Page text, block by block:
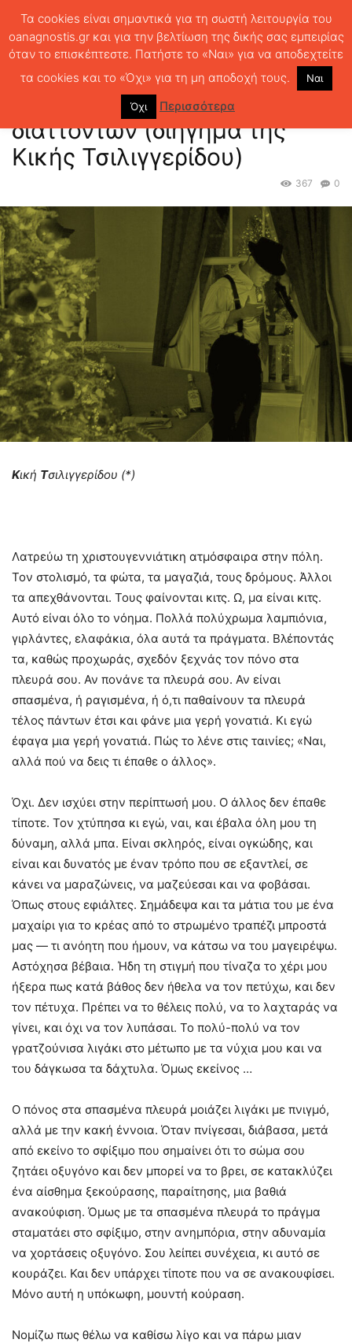
ΑΦΙΕΡΩΜΑ 4, Βροχή διαττόντων
(διήγημα της Κικής Τσιλιγγερίδου)
ΑΦΙΕΡΩΜΑ 4, Βροχή
διαττόντων (διήγημα της
Κικής Τσιλιγγερίδου)
0
367
Κική Τσιλιγγερίδου (*)
Λατρεύω τη χριστουγεννιάτικη ατμόσφαιρα στην πόλη.
Τον στολισμό, τα φώτα, τα μαγαζιά, τους δρόμους. Άλλοι
τα απεχθάνονται. Τους φαίνονται κιτς. Ω, μα είναι κιτς.
Αυτό είναι όλο το νόημα. Πολλά πολύχρωμα λαμπιόνια,
γιρλάντες, ελαφάκια, όλα αυτά τα πράγματα. Βλέποντάς
τα, καθώς προχωράς, σχεδόν ξεχνάς τον πόνο στα
πλευρά σου. Αν πονάνε τα πλευρά σου. Αν είναι
σπασμένα, ή ραγισμένα, ή ό,τι παθαίνουν τα πλευρά
τέλος πάντων έτσι και φάνε μια γερή γονατιά. Κι εγώ
έφαγα μια γερή γονατιά. Πώς το λένε στις ταινίες; «Ναι,
αλλά πού να δεις τι έπαθε ο άλλος».
Όχι. Δεν ισχύει στην περίπτωσή μου. Ο άλλος δεν έπαθε
τίποτε. Τον χτύπησα κι εγώ, ναι, και έβαλα όλη μου τη
δύναμη, αλλά μπα. Είναι σκληρός, είναι ογκώδης, και
είναι και δυνατός με έναν τρόπο που σε εξαντλεί, σε
κάνει να μαραζώνεις, να μαζεύεσαι και να φοβάσαι.
Όπως στους εφιάλτες. Σημάδεψα και τα μάτια του με ένα
μαχαίρι για το κρέας από το στρωμένο τραπέζι μπροστά
μας — τι ανόητη που ήμουν, να κάτσω να του μαγειρέψω.
Αστόχησα βέβαια. Ήδη τη στιγμή που τίναζα το χέρι μου
ήξερα πως κατά βάθος δεν ήθελα να τον πετύχω, και δεν
τον πέτυχα. Πρέπει να το θέλεις πολύ, να το λαχταράς να
γίνει, και όχι να τον λυπάσαι. Το πολύ-πολύ να τον
γρατζούνισα λιγάκι στο μέτωπο με τα νύχια μου και να
του δάγκωσα τα δάχτυλα. Όμως εκείνος …
Ο πόνος στα σπασμένα πλευρά μοιάζει λιγάκι με πνιγμό,
αλλά με την κακή έννοια. Όταν πνίγεσαι, διάβασα, μετά
από εκείνο το σφίξιμο που σημαίνει ότι το σώμα σου
ζητάει οξυγόνο και δεν μπορεί να το βρει, σε κατακλύζει
ένα αίσθημα ξεκούρασης, παραίτησης, μια βαθιά
ανακούφιση. Όμως με τα σπασμένα πλευρά το πράγμα
σταματάει στο σφίξιμο, στην ανημπόρια, στην αδυναμία
να χορτάσεις οξυγόνο. Σου λείπει συνέχεια, κι αυτό σε
κουράζει. Και δεν υπάρχει τίποτε που να σε ανακουφίσει.
Μόνο αυτή η υπόκωφη, μουντή κούραση.
Νομίζω πως θέλω να καθίσω λίγο και να πάρω μιαν
Τα cookies είναι σημαντικά για τη σωστή λειτουργία του
oanagnostis.gr και για την βελτίωση της δικής σας εμπειρίας
όταν το επισκέπτεστε. Πατήστε το «Ναι» για να αποδεχτείτε
τα cookies και το «Όχι» για τη μη αποδοχή τους.
Ναι
Όχι Περισσότερα